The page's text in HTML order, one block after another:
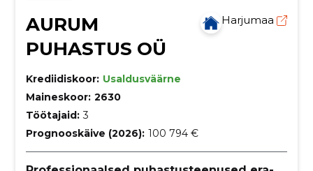
AURUM
PUHASTUS OÜ
Harjumaa
Krediidiskoor: Usaldusväärne
Maineskoor: 2630
Töötajaid: 3
Prognooskäive (2026): 100 794 €